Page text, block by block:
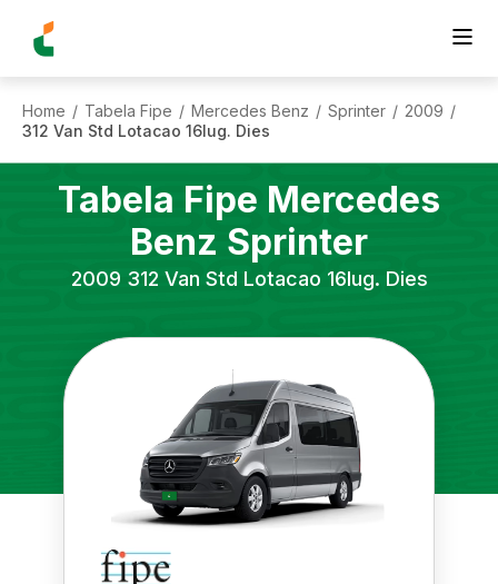
Home / Tabela Fipe / Mercedes Benz / Sprinter / 2009 /
312 Van Std Lotacao 16lug. Dies
Tabela Fipe Mercedes
Benz Sprinter
2009 312 Van Std Lotacao 16lug. Dies